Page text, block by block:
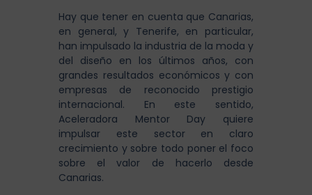
Hay que tener en cuenta que Canarias,
en general, y Tenerife, en particular,
han impulsado la industria de la moda y
del diseño en los últimos años, con
grandes resultados económicos y con
empresas de reconocido prestigio
internacional. En este sentido,
Aceleradora Mentor Day quiere
impulsar este sector en claro
crecimiento y sobre todo poner el foco
sobre el valor de hacerlo desde
Canarias.